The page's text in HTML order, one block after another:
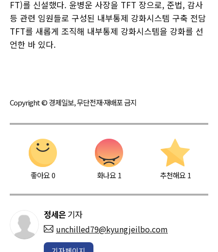
FT)를 신설했다. 윤병운 사장을 TFT 장으로, 준법, 감사
등 관련 임원들로 구성된 내부통제 강화시스템 구축 전담
TFT를 새롭게 조직해 내부통제 강화시스템을 강화를 선
언한 바 있다.
Copyright © 경제일보, 무단전재·재배포 금지
좋아요0 화나요 1 추천해요 1
정세은 기자
unchilled79@kyungjeilbo.com